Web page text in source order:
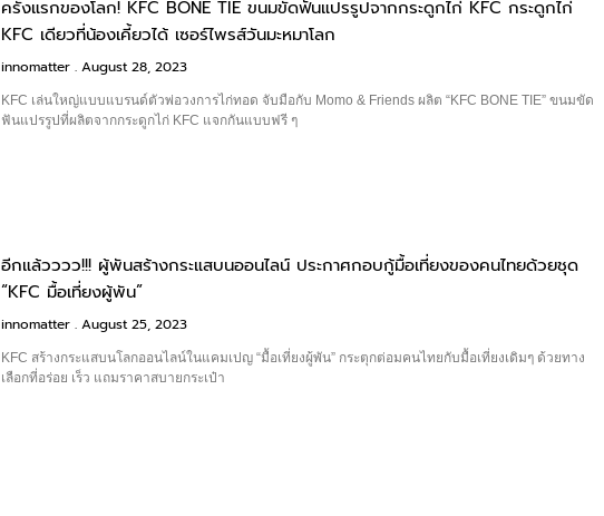
ครั้งแรกของโลก! KFC BONE TIE ขนมขัดฟันแปรรูปจากกระดูกไก่ KFC กระดูกไก่
KFC เดียวที่น้องเคี้ยวได้ เซอร์ไพรส์วันมะหมาโลก
innomatter August 28, 2023
KFC เล่นใหญ่แบบแบรนด์ตัวพ่อวงการไก่ทอด จับมือกับ Momo & Friends ผลิต “KFC BONE TIE” ขนมขัด
ฟันแปรรูปที่ผลิตจากกระดูกไก่ KFC แจกกันแบบฟรี ๆ
อีกแล้วววว!!! ผู้พันสร้างกระแสบนออนไลน์ ประกาศกอบกู้มื้อเที่ยงของคนไทยด้วยชุด
“KFC มื้อเที่ยงผู้พัน”
innomatter August 25, 2023
KFC สร้างกระแสบนโลกออนไลน์ในแคมเปญ “มื้อเที่ยงผู้พัน” กระตุกต่อมคนไทยกับมื้อเที่ยงเดิมๆ ด้วยทาง
เลือกที่อร่อย เร็ว แถมราคาสบายกระเป๋า